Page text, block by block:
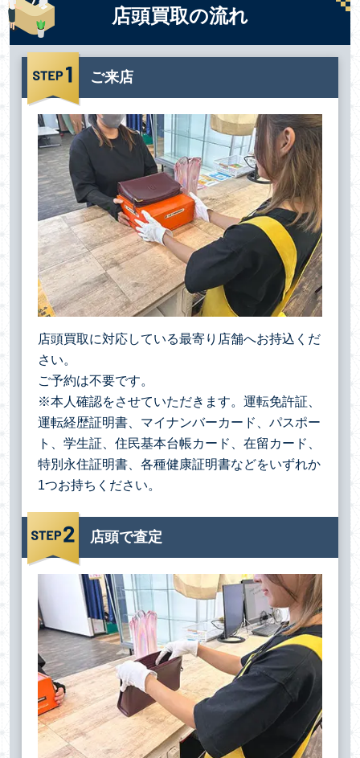
店頭買取の流れ
ご来店
店頭買取に対応している最寄り店舗へお持込くだ
さい。
ご予約は不要です。
※本人確認をさせていただきます。運転免許証、
運転経歴証明書、マイナンバーカード、パスポー
ト、学生証、住民基本台帳カード、在留カード、
特別永住証明書、各種健康証明書などをいずれか
1つお持ちください。
店頭で査定